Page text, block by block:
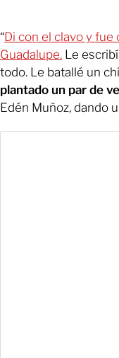
“Di con el clavo y fue
Guadalupe. Le
todo. Le batallé un
plantado un par de
Edén Muñoz, dando